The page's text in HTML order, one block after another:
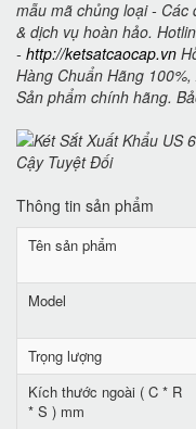
mẫu mã chủng loại -
& dịch vụ hoàn hảo.
- http://ketsatcaocap.vn
Hàng Chuẩn Hãng
Sản phẩm chính hãng.
Thông tin sản phẩm
Tên sản phẩm
Model
Trọng lượng
Kích thước ngoài ( C * R
* S ) mm